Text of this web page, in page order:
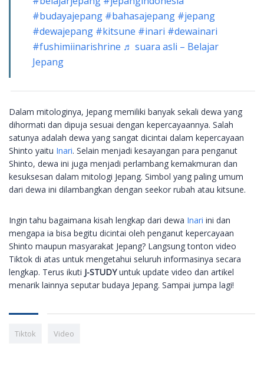
#budayajepang #bahasajepang #jepang
#dewajepang #kitsune #inari #dewainari
#fushimiinarishrine ♬ suara asli – Belajar
Jepang
Dalam mitologinya, Jepang memiliki banyak sekali dewa yang
dihormati dan dipuja sesuai dengan kepercayaannya. Salah
satunya adalah dewa yang sangat dicintai dalam kepercayaan
Shinto yaitu Inari. Selain menjadi kesayangan para penganut
Shinto, dewa ini juga menjadi perlambang kemakmuran dan
kesuksesan dalam mitologi Jepang. Simbol yang paling umum
dari dewa ini dilambangkan dengan seekor rubah atau kitsune.
Ingin tahu bagaimana kisah lengkap dari dewa Inari ini dan
mengapa ia bisa begitu dicintai oleh penganut kepercayaan
Shinto maupun masyarakat Jepang? Langsung tonton video
Tiktok di atas untuk mengetahui seluruh informasinya secara
lengkap. Terus ikuti J-STUDYuntuk update video dan artikel
menarik lainnya seputar budaya Jepang. Sampai jumpa lagi!
Tiktok Video